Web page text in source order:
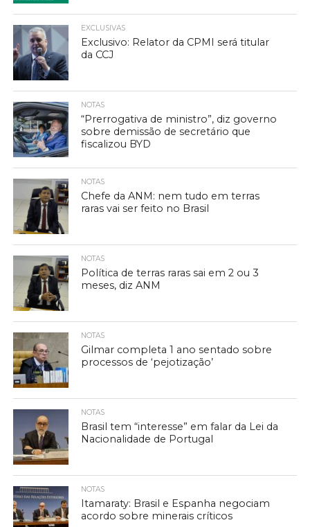
EXCLUSIVAS
Exclusivo: Relator da CPMI será titular
da CCJ
NOTAS
“Prerrogativa de ministro”, diz governo
sobre demissão de secretário que
fiscalizou BYD
NOTAS
Chefe da ANM: nem tudo em terras
raras vai ser feito no Brasil
NOTAS
Política de terras raras sai em 2 ou 3
meses, diz ANM
NOTAS
Gilmar completa 1 ano sentado sobre
processos de ‘pejotização’
NOTAS
Brasil tem “interesse” em falar da Lei da
Nacionalidade de Portugal
NOTAS
Itamaraty: Brasil e Espanha negociam
acordo sobre minerais críticos